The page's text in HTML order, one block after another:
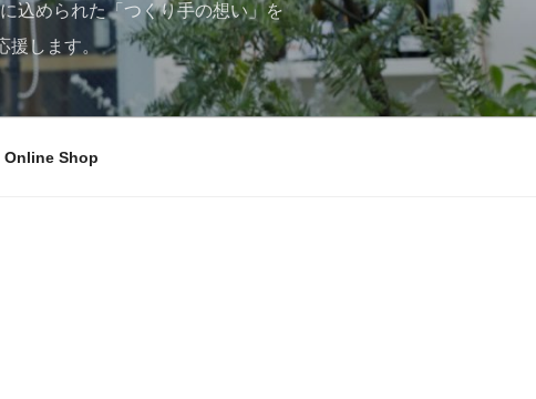
込められた「つくり手の想い」を
援します。
Online Shop